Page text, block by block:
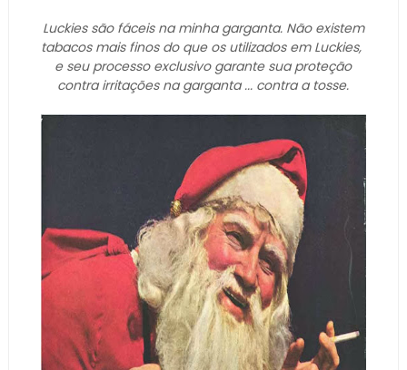
Luckies são fáceis na minha garganta. Não existem
tabacos mais finos do que os utilizados em Luckies,
e seu processo exclusivo garante sua proteção
contra irritações na garganta ... contra a tosse.